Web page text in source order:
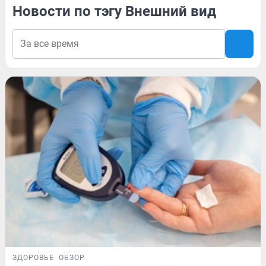
Новости по тэгу Внешний вид
ЗДОРОВЬЕ ОБЗОР